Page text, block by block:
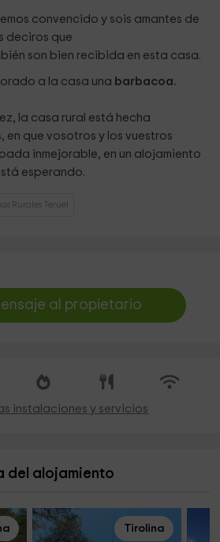
convencido y sois amantes de
deciros que
son bien recibida en esta casa.
a la casa una barbacoa.
la casa rural está hecha
en que vosotros y los vuestros
inmejorable, en un alojamiento
esperando.
Rurales Teruel
al propietario
instalaciones y servicios
del alojamiento
Tirolina